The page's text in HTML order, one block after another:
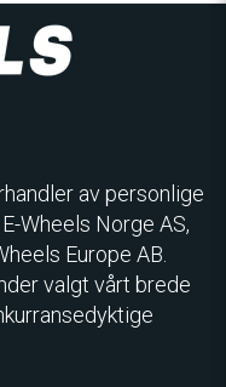
av personlige
Wheels Norge AS,
Europe AB.
valgt vårt brede